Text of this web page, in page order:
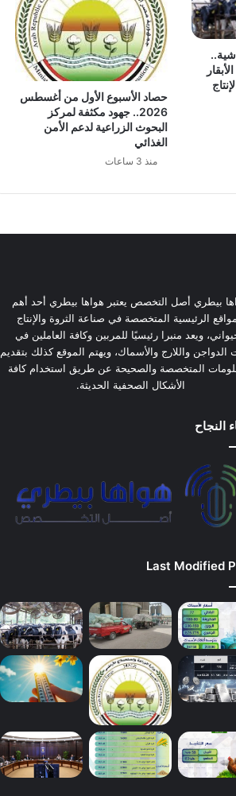
حصاد الأسبوع الأول من أغسطس
2026.. جهود مكثفة لمركز
البحوث الزراعية لدعم الأمن
الغذائي
منذ 3 ساعات
بيطري أصل التخصص يعتبر هواها بيطري أحد أهم
الرئيسية المتخصصة في صناعة الثروة والإنتاج
ويعد منبرا رئيسيًا للمربين وكافة العاملين في
الدواجن واللارج والأسماك، ويهتم الموقع كذلك بتقديم
المتخصصة والصحيحة عن طريق استخدام كافة
الأشكال الصحفية الحديثة.
النجاح
Last Modified